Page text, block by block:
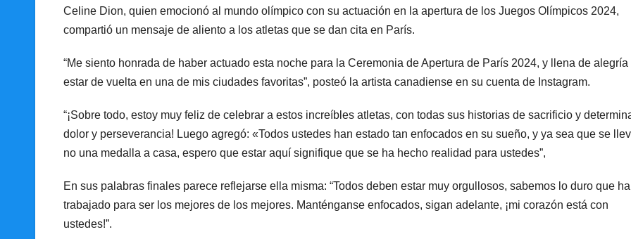
Celine Dion, quien emocionó al mundo olímpico con su actuación en la apertura de los Juegos Olímpicos 2024,
compartió un mensaje de aliento a los atletas que se dan cita en París.
“Me siento honrada de haber actuado esta noche para la Ceremonia de Apertura de París 2024, y llena de alegría
estar de vuelta en una de mis ciudades favoritas”, posteó la artista canadiense en su cuenta de Instagram.
“¡Sobre todo, estoy muy feliz de celebrar a estos increíbles atletas, con todas sus historias de sacrificio y
dolor y perseverancia! Luego agregó: «Todos ustedes han estado tan enfocados en su sueño, y ya sea que se
no una medalla a casa, espero que estar aquí signifique que se ha hecho realidad para ustedes”,
En sus palabras finales parece reflejarse ella misma: “Todos deben estar muy orgullosos, sabemos lo duro que
trabajado para ser los mejores de los mejores. Manténganse enfocados, sigan adelante, ¡mi corazón está con
ustedes!”.